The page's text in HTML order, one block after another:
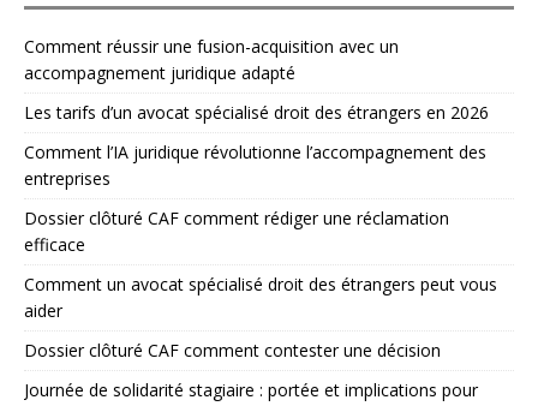
Comment réussir une fusion-acquisition avec un
accompagnement juridique adapté
Les tarifs d’un avocat spécialisé droit des étrangers en 2026
Comment l’IA juridique révolutionne l’accompagnement des
entreprises
Dossier clôturé CAF comment rédiger une réclamation
efficace
Comment un avocat spécialisé droit des étrangers peut vous
aider
Dossier clôturé CAF comment contester une décision
Journée de solidarité stagiaire : portée et implications pour